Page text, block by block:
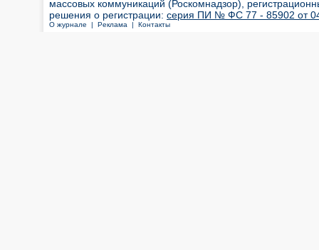
массовых коммуникаций (Роскомнадзор),
решения о регистрации: серия ПИ № ФС 77 - 85902 от 04
О журнале | Реклама | Контакты